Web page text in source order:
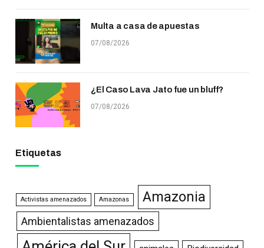
Multa a casa de apuestas
07/08/2026
¿El Caso Lava Jato fue un bluff?
07/08/2026
Etiquetas
Activistas amenazados Amazonas Amazonia
Ambientalistas amenazados